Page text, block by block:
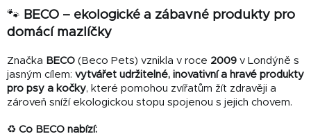
🐾 BECO – ekologické a zábavné produkty pro
domácí mazlíčky
Značka BECO (Beco Pets) vznikla v roce 2009 v Londýně s
jasným cílem: vytvářet udržitelné, inovativní a hravé produkty
pro psy a kočky, které pomohou zvířatům žít zdravěji a
zároveň sníží ekologickou stopu spojenou s jejich chovem.
♻️ Co BECO nabízí: